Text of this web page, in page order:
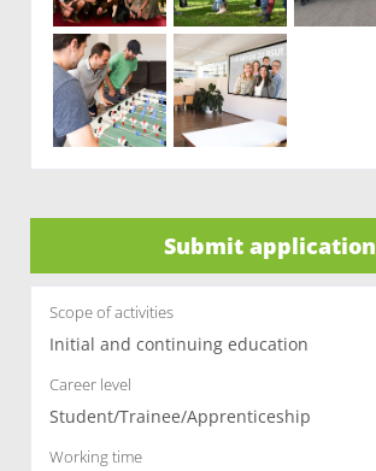
Submit application
Scope of activities
Initial and continuing education
Career level
Student/Trainee/Apprenticeship
Working time